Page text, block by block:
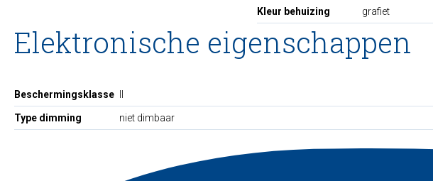
Kleur behuizing grafiet
Elektronische eigenschappen
Beschermingsklasse
Type dimming niet dimbaar